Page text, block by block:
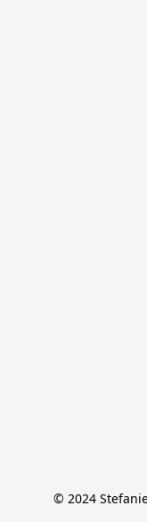
© 2024